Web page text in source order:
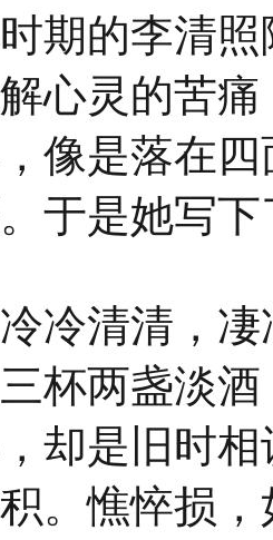
期的李清
心灵的苦
像是落在
于是她写
冷清清，
杯两盏淡
却是旧时相
。憔悴损